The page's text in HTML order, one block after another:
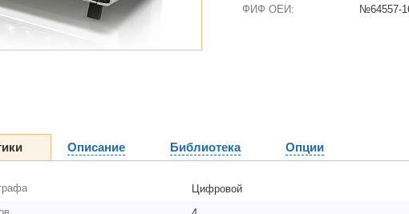
ФИФ ОЕИ:
№64557-
Описание Библиотека Опции
Цифровой